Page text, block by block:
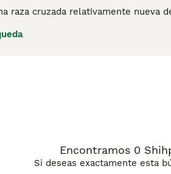
raza cruzada relativamente nueva
los cachorros, aunque debe
sobre esta raza de perro.
Encontramos 0
Si deseas exactamente esta